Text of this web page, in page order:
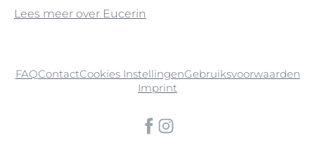
Lees meer over Eucerin
FAQContactCookies InstellingenGebruiksvoorwaarden
Imprint